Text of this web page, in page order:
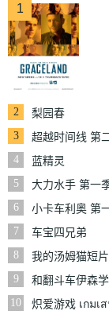
1
2
梨园春
3
超越时间线 第
4
蓝精灵
5
大力水手 第一
6
小卡车利奥 第
7
车宝四兄弟
8
我的汤姆猫短片
9
和翻斗车伊森
10
炽爱游戏 เกมเ